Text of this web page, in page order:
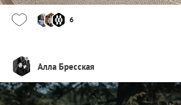
6
Алла Бресская